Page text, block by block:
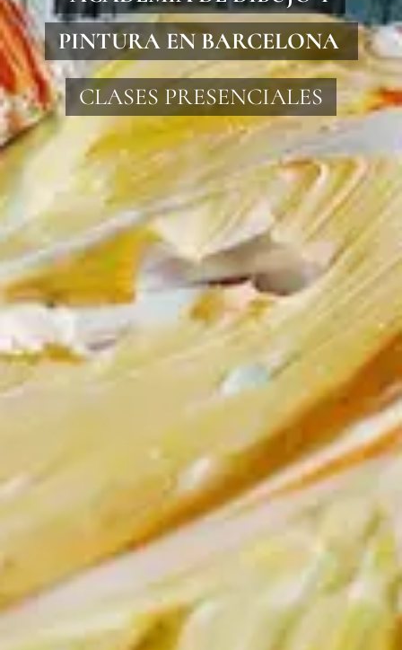
PINTURA EN BARCELONA
CLASES PRESENCIALES